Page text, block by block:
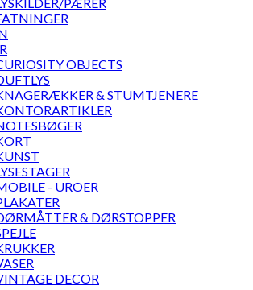
OBJECTS
& STUMTJENERE
- UROER
& DØRSTOPPER
DECOR